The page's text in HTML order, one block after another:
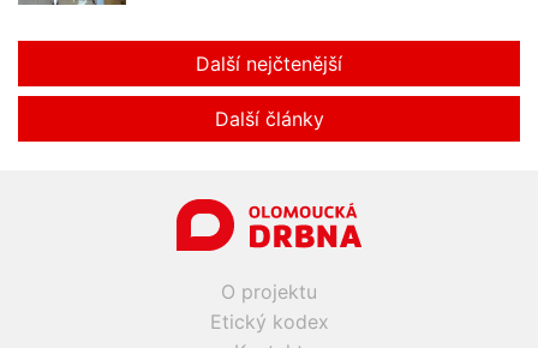
Další nejčtenější
Další články
O projektu
Etický kodex